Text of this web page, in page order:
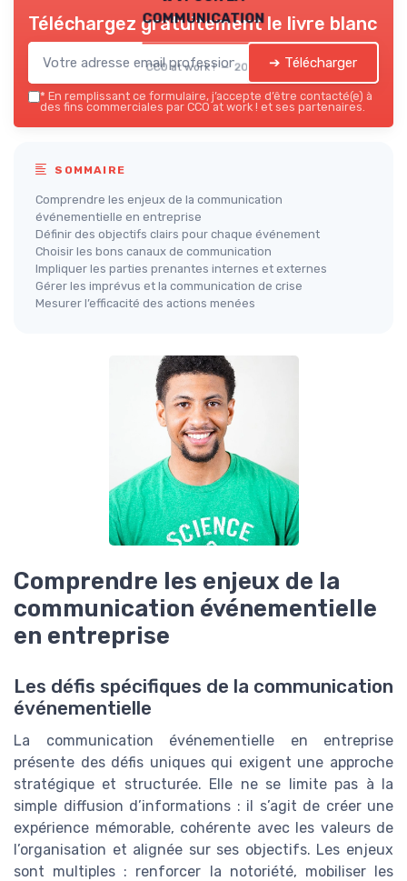
communication
CCO at work ! — 2026
Téléchargez gratuitement le livre blanc
➔ Télécharger
* En remplissant ce formulaire, j’accepte d’être contacté(e) à
des fins commerciales par CCO at work ! et ses partenaires.
SOMMAIRE
Comprendre les enjeux de la communication
événementielle en entreprise
Définir des objectifs clairs pour chaque événement
Choisir les bons canaux de communication
Impliquer les parties prenantes internes et externes
Gérer les imprévus et la communication de crise
Mesurer l’efficacité des actions menées
Comprendre les enjeux de la
communication événementielle
en entreprise
Les défis spécifiques de la communication
événementielle
La communication événementielle en entreprise
présente des défis uniques qui exigent une approche
stratégique et structurée. Elle ne se limite pas à la
simple diffusion d’informations : il s’agit de créer une
expérience mémorable, cohérente avec les valeurs de
l’organisation et alignée sur ses objectifs. Les enjeux
sont multiples : renforcer la notoriété, mobiliser les